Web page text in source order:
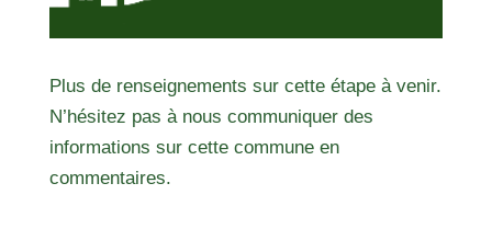
Plus de renseignements sur cette étape à venir.
N’hésitez pas à nous communiquer des
informations sur cette commune en
commentaires.